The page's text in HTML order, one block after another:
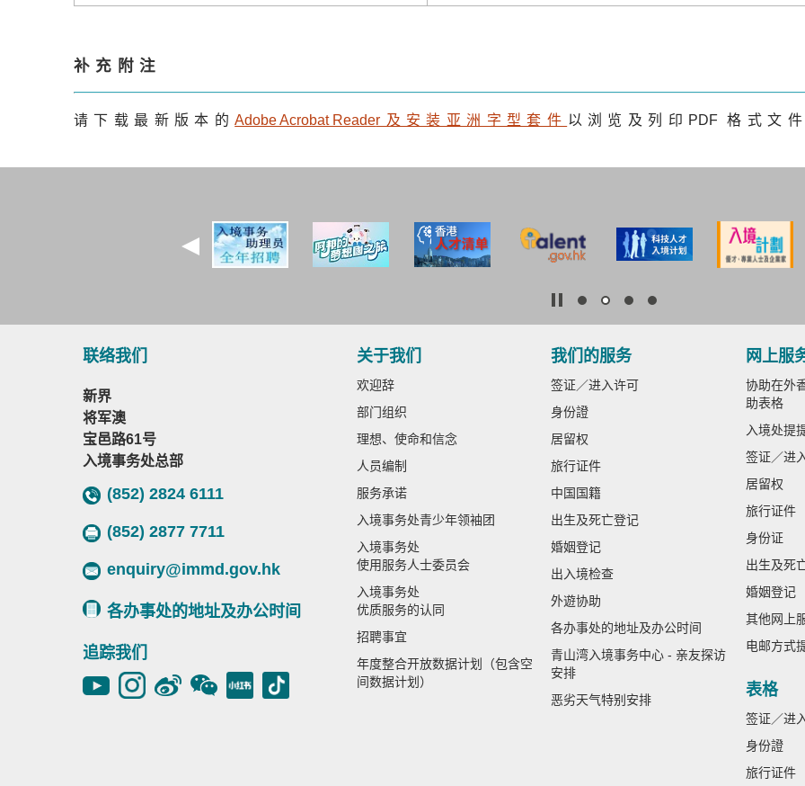
补充附注
请下载最新版本的Adobe Acrobat Reader及安装亚洲字型套件 以浏览及列印 PDF 格式文
联络我们
新界
将军澳
宝邑路61号
入境事务处总部
(852) 2824 6111
(852) 2877 7711
enquiry@immd.gov.hk
各办事处的地址及办公时间
追踪我们
关于我们
欢迎辞
部门组织
理想、使命和信念
人员编制
服务承诺
入境事务处青少年领袖团
入境事务处
使用服务人士委员会
入境事务处
优质服务的认同
招聘事宜
年度整合开放数据计划（包含空
间数据计划）
我们的服务
签证／进入许可
身份證
居留权
旅行证件
中国国籍
出生及死亡登记
婚姻登记
出入境检查
外遊协助
各办事处的地址及办公时间
青山湾入境事务中心 - 亲友探访
安排
恶劣天气特别安排
网上服
协助在外
助表格
入境处提
签证／进
居留权
旅行证件
身份证
出生及死
婚姻登记
其他网上
电邮方式
表格
签证／进
身份證
旅行证件